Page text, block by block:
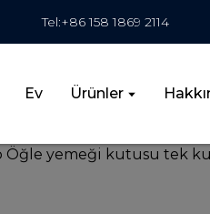
Tel:+86 158 1869 2114
Ev Ürünler